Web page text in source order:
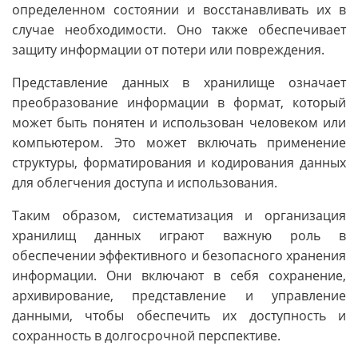
определенном состоянии и восстанавливать их в
случае необходимости. Оно также обеспечивает
защиту информации от потери или повреждения.
Представление данных в хранилище означает
преобразование информации в формат, который
может быть понятен и использован человеком или
компьютером. Это может включать применение
структуры, форматирования и кодирования данных
для облегчения доступа и использования.
Таким образом, систематизация и организация
хранилищ данных играют важную роль в
обеспечении эффективного и безопасного хранения
информации. Они включают в себя сохранение,
архивирование, представление и управление
данными, чтобы обеспечить их доступность и
сохранность в долгосрочной перспективе.